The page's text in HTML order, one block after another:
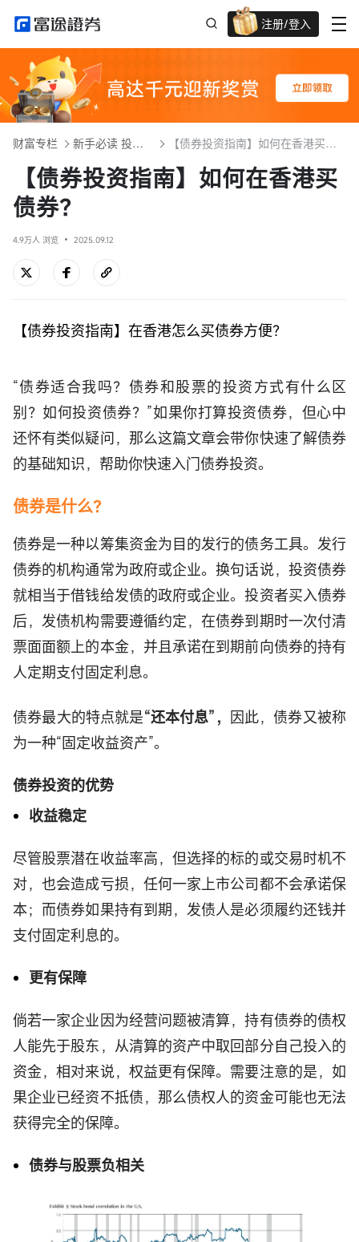
注册/登入
迎新重磅礼 股票/BTC等任你选!
财富专栏 新手必读 投资入门101 【债券投资指南】如何在香港买债券？
【债券投资指南】如何在香港买
债券？
4.9万人 浏览 2025.09.12
【债券投资指南】在香港怎么买债券方便？
“债券适合我吗？债券和股票的投资方式有什么区
别？如何投资债券？”如果你打算投资债券，但心中
还怀有类似疑问，那么这篇文章会带你快速了解债券
的基础知识，帮助你快速入门债券投资。
债券是什么？
债券是一种以筹集资金为目的发行的债务工具。发行
债券的机构通常为政府或企业。换句话说，投资债券
就相当于借钱给发债的政府或企业。投资者买入债券
后，发债机构需要遵循约定，在债券到期时一次付清
票面面额上的本金，并且承诺在到期前向债券的持有
人定期支付固定利息。
债券最大的特点就是“还本付息”， 因此，债券又被称
为一种“固定收益资产”。
债券投资的优势
收益稳定
尽管股票潜在收益率高，但选择的标的或交易时机不
对，也会造成亏损，任何一家上市公司都不会承诺保
本；而债券如果持有到期，发债人是必须履约还钱并
支付固定利息的。
更有保障
倘若一家企业因为经营问题被清算，持有债券的债权
人能先于股东，从清算的资产中取回部分自己投入的
资金，相对来说，权益更有保障。需要注意的是，如
果企业已经资不抵债，那么债权人的资金可能也无法
获得完全的保障。
债券与股票负相关